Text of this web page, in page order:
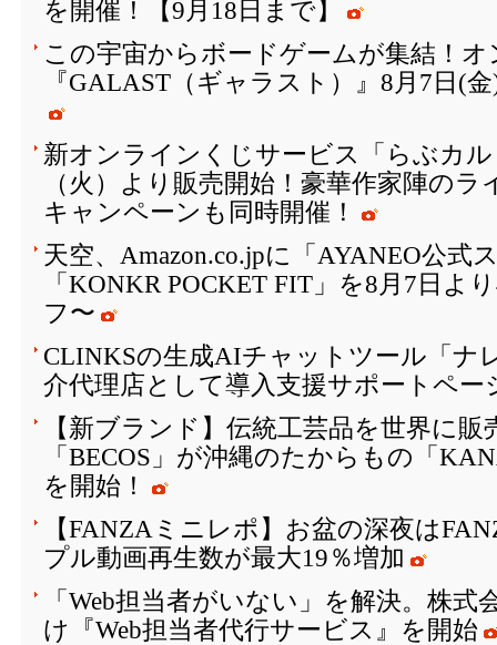
を開催！【9月18日まで】
この宇宙からボードゲームが集結！
『GALAST（ギャラスト）』8月7日(
新オンラインくじサービス「らぶカ
（火）より販売開始！豪華作家陣の
キャンペーンも同時開催！
天空、Amazon.co.jpに「AYANEO公式
「KONKR POCKET FIT」を8月7日よ
フ〜
CLINKSの生成AIチャットツール「ナ
介代理店として導入支援サポートペー
【新ブランド】伝統工芸品を世界に販
「BECOS」が沖縄のたからもの「
を開始！
【FANZAミニレポ】お盆の深夜は
プル動画再生数が最大19％増加
「Web担当者がいない」を解決。株式
け『Web担当者代行サービス』を開始